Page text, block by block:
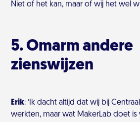
Niet of het kan, maar of wij het wel
5. Omarm andere
zienswijzen
Erik: ‘Ik dacht altijd dat wij bij
werkten, maar wat MakerLab doet is